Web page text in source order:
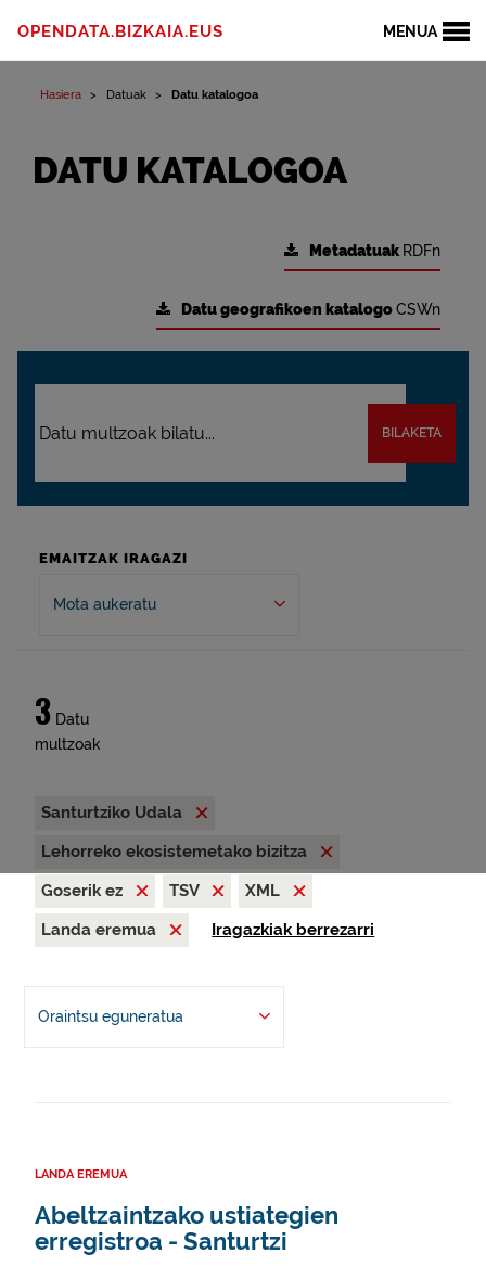
MENUA
OPENDATA.BIZKAIA.EUS
Hasiera Datuak Datu katalogoa
DATU KATALOGOA
Metadatuak RDFn
Datu geografikoen katalogoCSWn
BILAKETA
EMAITZAK IRAGAZI
Mota aukeratu
3 Datu
multzoak
Santurtziko Udala
Lehorreko ekosistemetako bizitza
Goserik ez
TSV
XML
Landa eremua
Iragazkiak berrezarri
Oraintsu eguneratua
LANDA EREMUA
Abeltzaintzako ustiategien
erregistroa - Santurtzi